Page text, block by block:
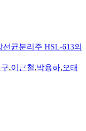
선균분리주 HSL-613의
,이근철,박용하,오태